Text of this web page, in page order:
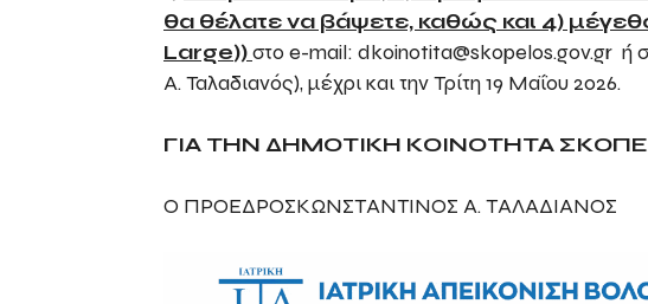
θα θέλατε να βάψετε, καθώς και 4)
Large))στο e-mail: dkoinotita@skopelos.gov.gr ή
Α. Ταλαδιανός), μέχρι και την Τρίτη 19 Μαΐου 2026.
ΓΙΑ ΤΗΝ ΔΗΜΟΤΙΚΗ ΚΟΙΝΟΤΗΤΑ
Ο ΠΡΟΕΔΡΟΣΚΩΝΣΤΑΝΤΙΝΟΣ Α. ΤΑΛΑΔΙΑΝΟΣ